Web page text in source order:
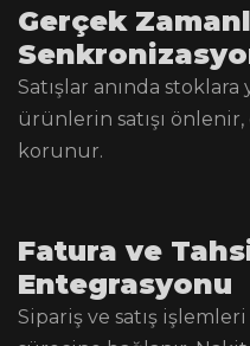
Gerçek
Satışlar anında stoklara
ürünlerin satışı
korunur.
Fatura ve
Entegrasyonu
Sipariş ve satış